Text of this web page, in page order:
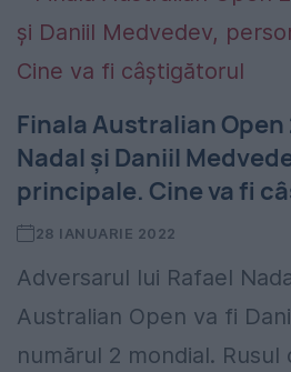
Finala Australian Open
Nadal şi Daniil
principale. Cine va fi
28 IANUARIE 2022
Adversarul lui Rafael
Australian Open va fi
numărul 2 mondial.